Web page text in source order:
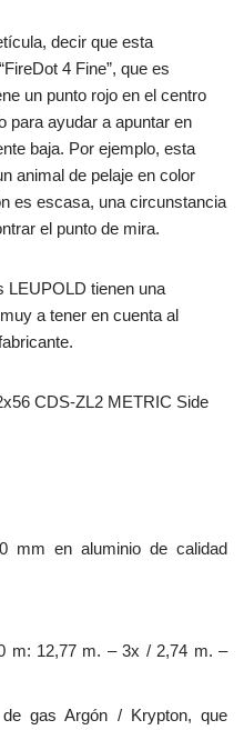
decir que esta
4 Fine”, que es
un punto rojo en el centro
para ayudar a apuntar en
baja. Por ejemplo, esta
animal de pelaje en color
es escasa, una circunstancia
el punto de mira.
LEUPOLD tienen una
a tener en cuenta al
mm en aluminio de calidad
m: 12,77 m. – 3x / 2,74 m. –
gas Argón / Krypton, que